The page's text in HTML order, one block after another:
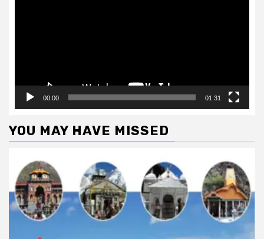
00:00 01:31
YOU MAY HAVE MISSED